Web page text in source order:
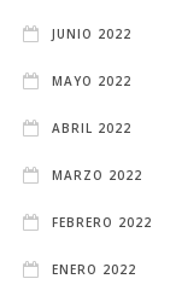
JUNIO 2022
MAYO 2022
ABRIL 2022
MARZO 2022
FEBRERO 2022
ENERO 2022